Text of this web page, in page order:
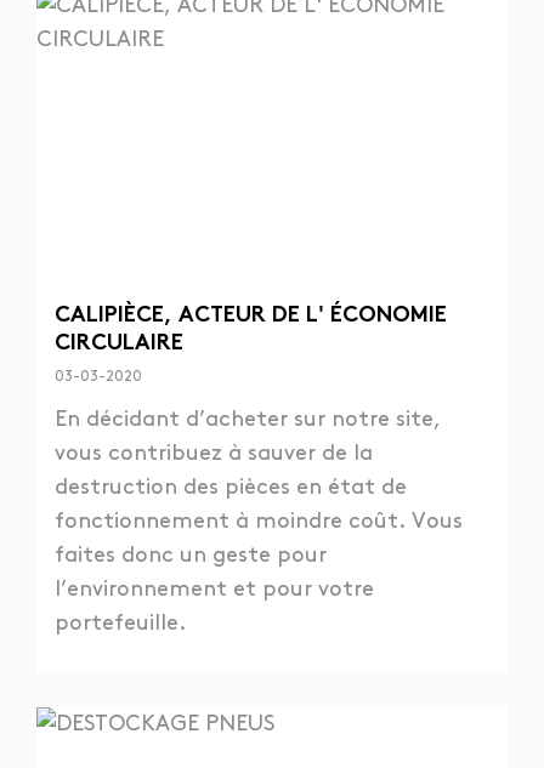
CALIPIÈCE, ACTEUR DE L' ÉCONOMIE
CIRCULAIRE
03-03-2020
En décidant d’acheter sur notre site,
vous contribuez à sauver de la
destruction des pièces en état de
fonctionnement à moindre coût. Vous
faites donc un geste pour
l’environnement et pour votre
portefeuille.